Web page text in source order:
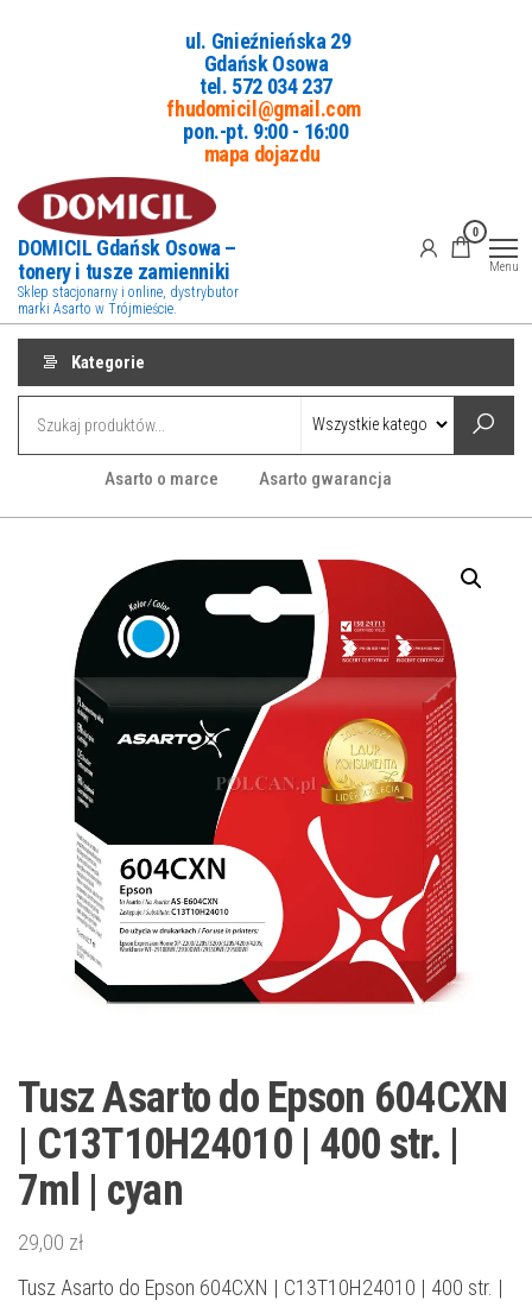
ul. Gnieźnieńska 29
Gdańsk Osowa
tel. 572 034 237
fhudomicil@gmail.com
pon.-pt. 9:00 - 16:00
mapa dojazdu
DOMICIL Gdańsk Osowa –
tonery i tusze zamienniki
Sklep stacjonarny i online, dystrybutor
marki Asarto w Trójmieście.
0
Menu
Kategorie
Asarto o marce Asarto gwarancja
Tusz Asarto do Epson 604CXN
| C13T10H24010 | 400 str. |
7ml | cyan
29,00 zł
Tusz Asarto do Epson 604CXN | C13T10H24010 | 400 str. |